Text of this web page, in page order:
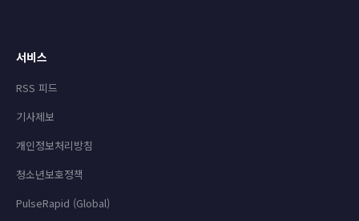
서비스
RSS 피드
기사제보
개인정보처리방침
청소년보호정책
PulseRapid (Global)